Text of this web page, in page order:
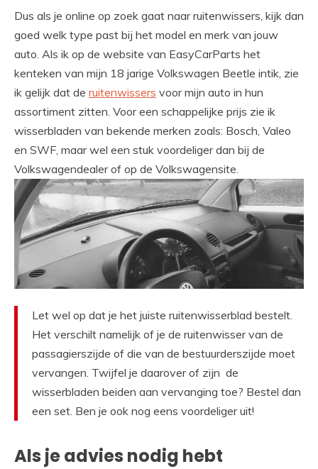
Dus als je online op zoek gaat naar ruitenwissers, kijk dan
goed welk type past bij het model en merk van jouw
auto. Als ik op de website van EasyCarParts het
kenteken van mijn 18 jarige Volkswagen Beetle intik, zie
ik gelijk dat de ruitenwissers voor mijn auto in hun
assortiment zitten. Voor een schappelijke prijs zie ik
wisserbladen van bekende merken zoals: Bosch, Valeo
en SWF, maar wel een stuk voordeliger dan bij de
Volkswagendealer of op de Volkswagensite.
Let wel op dat je het juiste ruitenwisserblad bestelt.
Het verschilt namelijk of je de ruitenwisser van de
passagierszijde of die van de bestuurderszijde moet
vervangen. Twijfel je daarover of zijn de
wisserbladen beiden aan vervanging toe? Bestel dan
een set. Ben je ook nog eens voordeliger uit!
Als je advies nodig hebt